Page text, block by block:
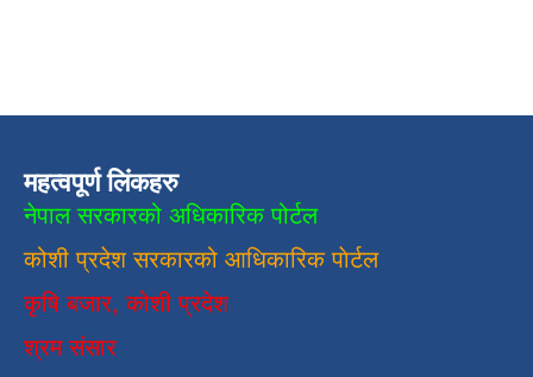
महत्वपूर्ण लिंकहरु
नेपाल सरकारको अधिकारिक पोर्टल
कोशी प्रदेश सरकारको आधिकारिकपाेर्टल
कृषि बजार, कोशी प्रदेश
श्रम संसार